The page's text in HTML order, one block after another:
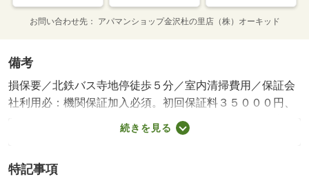
お問い合わせ先 アパマンショップ金沢杜の里店（株）オーキッド
備考
損保要／北鉄バス寺地停徒歩５分／室内清掃費用／保証会
社利用必：機関保証加入必須。初回保証料３５０００円、
月額保証料賃料等総額の１％＋８００円／月（その他商品
あり）／［退去時費用 退去費用実費精算※故意・過失等
ニング費用を含みます。」ルームクリーニング料金は入居
続きを見る
特記事項